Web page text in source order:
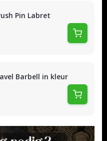
Pin Labret
Barbell in kleur